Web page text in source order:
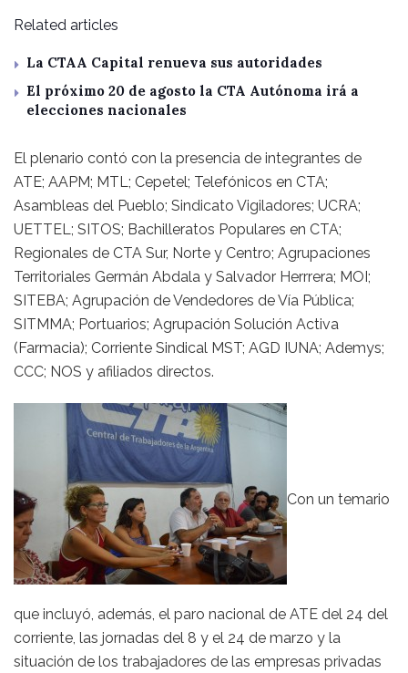
Related articles
La CTAA Capital renueva sus autoridades
El próximo 20 de agosto la CTA Autónoma irá a
elecciones nacionales
El plenario contó con la presencia de integrantes de
ATE; AAPM; MTL; Cepetel; Telefónicos en CTA;
Asambleas del Pueblo; Sindicato Vigiladores; UCRA;
UETTEL; SITOS; Bachilleratos Populares en CTA;
Regionales de CTA Sur, Norte y Centro; Agrupaciones
Territoriales Germán Abdala y Salvador Herrrera; MOI;
SITEBA; Agrupación de Vendedores de Vía Pública;
SITMMA; Portuarios; Agrupación Solución Activa
(Farmacia); Corriente Sindical MST; AGD IUNA; Ademys;
CCC; NOS y afiliados directos.
Con un temario
que incluyó, además, el paro nacional de ATE del 24 del
corriente, las jornadas del 8 y el 24 de marzo y la
situación de los trabajadores de las empresas privadas